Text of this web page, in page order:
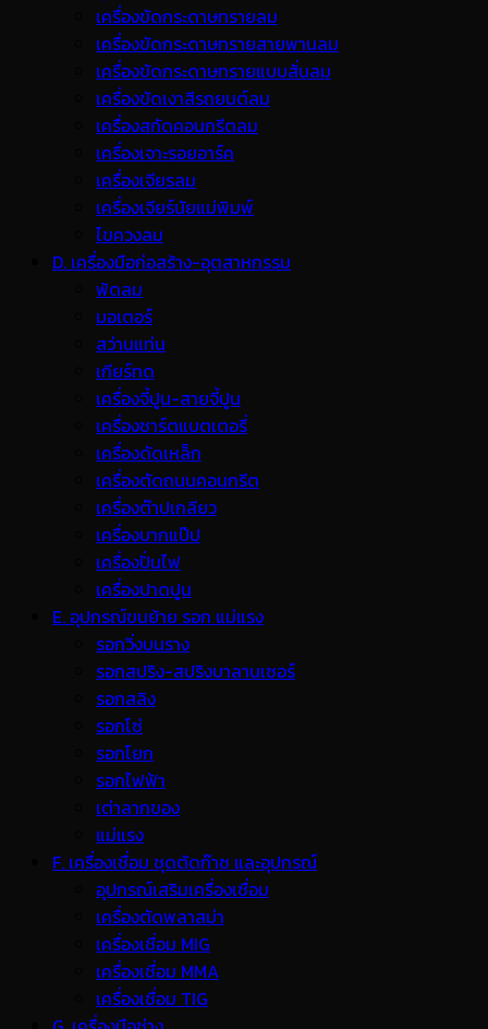
เครื่องขัดกระดาษทรายลม
เครื่องขัดกระดาษทรายสายพานลม
เครื่องขัดกระดาษทรายแบบสั่นลม
เครื่องขัดเงาสีรถยนต์ลม
เครื่องสกัดคอนกรีตลม
เครื่องเจาะรอยอาร์ค
เครื่องเจียรลม
เครื่องเจียร์นัยแม่พิมพ์
ไขควงลม
D. เครื่องมือก่อสร้าง-อุตสาหกรรม
พ้ดลม
มอเตอร์
สว่านแท่น
เกียร์ทด
เครื่องจี้ปูน-สายจี้ปูน
เครื่องชาร์ตแบตเตอรี่
เครื่องดัดเหล็ก
เครื่องตัดถนนคอนกรีต
เครื่องต๊าปเกลียว
เครื่องบากแป๊ป
เครื่องปั่นไฟ
เครื่องปาดปูน
E. อุปกรณ์ขนย้าย รอก แม่แรง
รอกวิ่งบนราง
รอกสปริง-สปริงบาลานเซอร์
รอกสลิง
รอกโซ่
รอกโยก
รอกไฟฟ้า
เต่าลากของ
แม่แรง
F. เครื่องเชื่อม ชุดตัดก๊าซ และอุปกรณ์
อุปกรณ์เสริมเครื่องเชื่อม
เครื่องตัดพลาสม่า
เครื่องเชื่อม MIG
เครื่องเชื่อม MMA
เครื่องเชื่อม TIG